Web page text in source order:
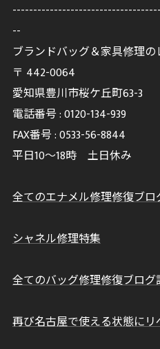
--
ブランドバッグ＆家具修理の
〒 442-0064
愛知県豊川市桜ケ丘町63-3
電話番号 :0120-134-939
FAX番号 :0533-56-8844
平日10～18時 土日休み
全てのエナメル修理修復ブ
シャネル修理特集
全てのバッグ修理修復ブログ
再び名古屋で使える状態にリ